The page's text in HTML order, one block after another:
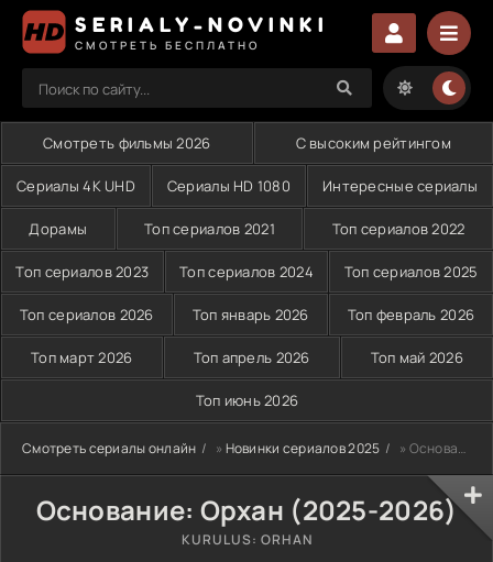
SERIALY-NOVINKI
СМОТРЕТЬ БЕСПЛАТНО
Смотреть фильмы 2026 С высоким рейтингом
Сериалы 4K UHD Сериалы HD 1080 Интересные сериалы
Дорамы Топ сериалов 2021 Топ сериалов 2022
Топ сериалов 2023 Топ сериалов 2024 Топ сериалов 2025
Топ сериалов 2026 Топ январь 2026 Топ февраль 2026
Топ март 2026 Топ апрель 2026 Топ май 2026
Топ июнь 2026
Смотреть сериалы онлайн » Новинки сериалов 2025 » Основание: Орхан (2025-2026)
Основание: Орхан (2025-2026)
KURULUS: ORHAN